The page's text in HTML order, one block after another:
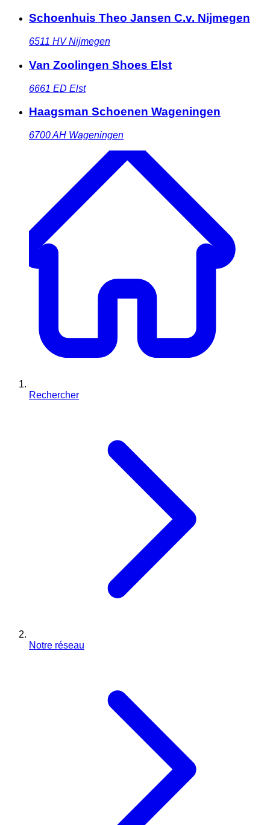
Schoenhuis Theo Jansen C.v. Nijmegen
6511 HV Nijmegen
Van Zoolingen Shoes Elst
6661 ED Elst
Haagsman Schoenen Wageningen
6700 AH Wageningen
Rechercher
Notre réseau